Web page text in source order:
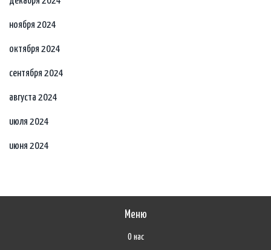
ноября 2024
октября 2024
сентября 2024
августа 2024
июля 2024
июня 2024
Меню
О нас